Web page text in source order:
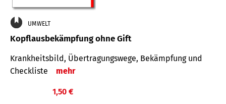
UMWELT
Kopflausbekämpfung ohne Gift
Krankheits­bild, Übertra­gungs­wege, Bekämpfung und
Check­liste
mehr
1,50 €